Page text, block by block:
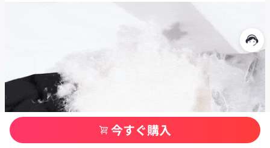
今すぐ購入